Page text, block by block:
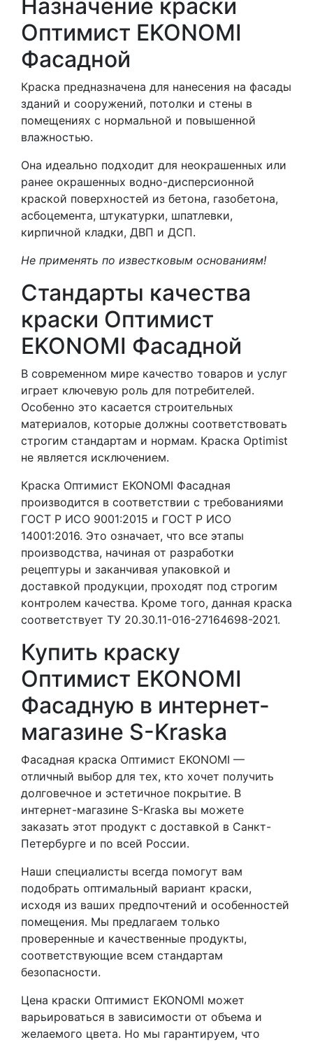
Назначение краски
Оптимист EKONOMI
Фасадной
Краска предназначена для нанесения на фасады
зданий и сооружений, потолки и стены в
помещениях c нормальной и повышенной
влажностью.
Она идеально подходит для неокрашенных или
ранее окрашенных водно-дисперсионной
краской поверхностей из бетона, газобетона,
асбоцемента, штукатурки, шпатлевки,
кирпичной кладки, ДВП и ДСП.
Не применять по известковым основаниям!
Стандарты качества
краски Оптимист
EKONOMI Фасадной
В современном мире качество товаров и услуг
играет ключевую роль для потребителей.
Особенно это касается строительных
материалов, которые должны соответствовать
строгим стандартам и нормам. Краска Optimist
не является исключением.
Краска Оптимист EKONOMI Фасадная
производится в соответствии с требованиями
ГОСТ Р ИСО 9001:2015 и ГОСТ Р ИСО
14001:2016. Это означает, что все этапы
производства, начиная от разработки
рецептуры и заканчивая упаковкой и
доставкой продукции, проходят под строгим
контролем качества. Кроме того, данная краска
соответствует ТУ 20.30.11-016-27164698-2021.
Купить краску
Оптимист EKONOMI
Фасадную в интернет-
магазине S-Kraska
Фасадная краска Оптимист EKONOMI —
отличный выбор для тех, кто хочет получить
долговечное и эстетичное покрытие. В
интернет-магазине S-Kraska вы можете
заказать этот продукт с доставкой в Санкт-
Петербурге и по всей России.
Наши специалисты всегда помогут вам
подобрать оптимальный вариант краски,
исходя из ваших предпочтений и особенностей
помещения. Мы предлагаем только
проверенные и качественные продукты,
соответствующие всем стандартам
безопасности.
Цена краски Оптимист EKONOMI может
варьироваться в зависимости от объема и
желаемого цвета. Но мы гарантируем, что